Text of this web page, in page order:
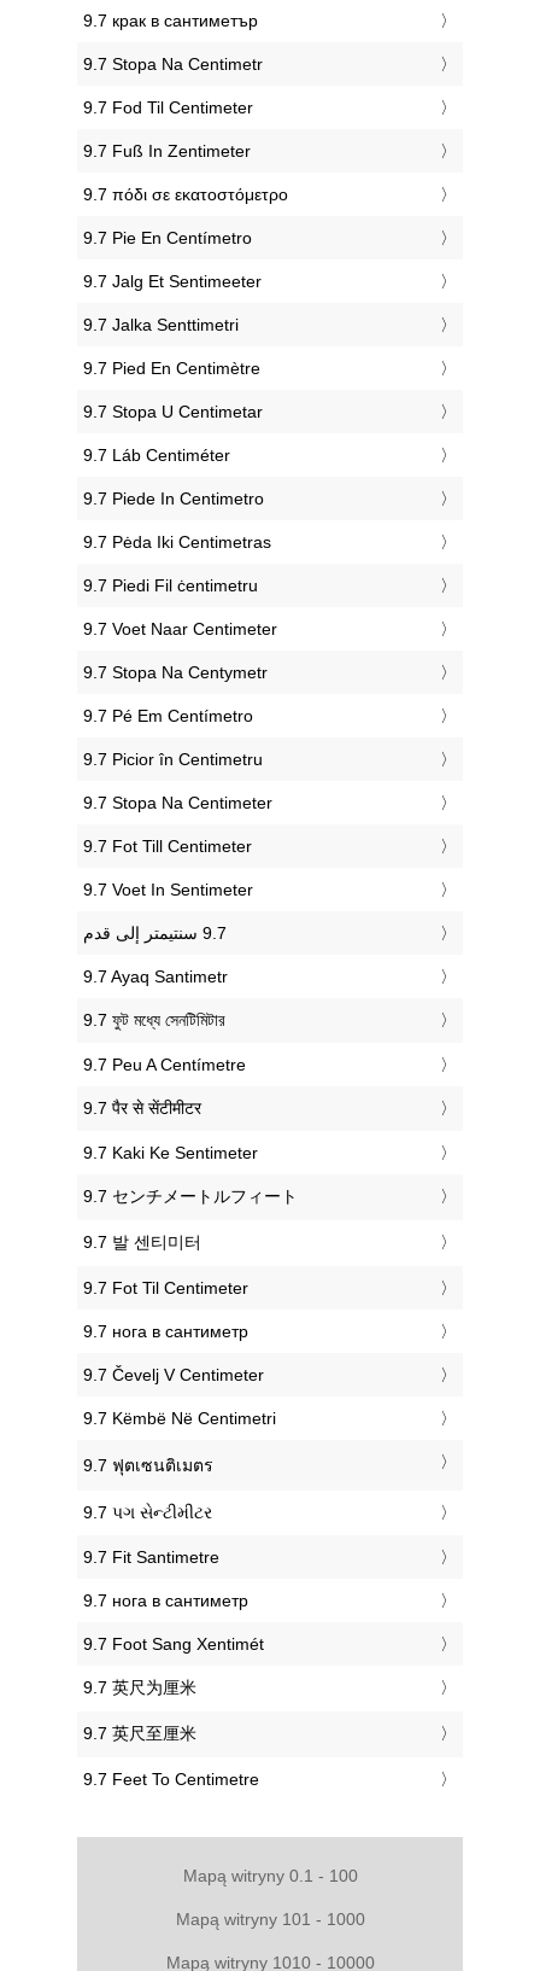
‎9.7 крак в сантиметър
‎9.7 Stopa Na Centimetr
‎9.7 Fod Til Centimeter
‎9.7 Fuß In Zentimeter
‎9.7 πόδι σε εκατοστόμετρο
‎9.7 Pie En Centímetro
‎9.7 Jalg Et Sentimeeter
‎9.7 Jalka Senttimetri
‎9.7 Pied En Centimètre
‎9.7 Stopa U Centimetar
‎9.7 Láb Centiméter
‎9.7 Piede In Centimetro
‎9.7 Pėda Iki Centimetras
‎9.7 Piedi Fil ċentimetru
‎9.7 Voet Naar Centimeter
‎9.7 Stopa Na Centymetr
‎9.7 Pé Em Centímetro
‎9.7 Picior în Centimetru
‎9.7 Stopa Na Centimeter
‎9.7 Fot Till Centimeter
‎9.7 Voet In Sentimeter
‎9.7 Ayaq Santimetr
‎9.7 ফুট মধ্যে সেনটিমিটার
‎9.7 Peu A Centímetre
‎9.7 पैर से सेंटीमीटर
‎9.7 Kaki Ke Sentimeter
‎9.7 センチメートルフィート
‎9.7 발 센티미터
‎9.7 Fot Til Centimeter
‎9.7 нога в сантиметр
‎9.7 Čevelj V Centimeter
‎9.7 Këmbë Në Centimetri
‎9.7 ฟุตเซนติเมตร
‎9.7 પગ સેન્ટીમીટર
‎9.7 Fit Santimetre
‎9.7 нога в сантиметр
‎9.7 Foot Sang Xentimét
‎9.7 英尺为厘米
‎9.7 英尺至厘米
‎9.7 Feet To Centimetre
Mapą witryny 0.1 - 100
Mapą witryny 101 - 1000
Mapą witryny 1010 - 10000